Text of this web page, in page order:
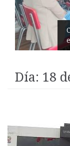
Día: 18